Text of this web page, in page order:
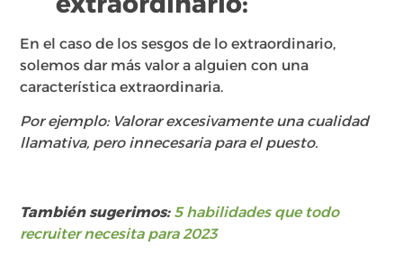
En el caso de los sesgos de lo extraordinario,
solemos dar más valor a alguien con una
característica extraordinaria​.
Por ejemplo: Valorar excesivamente una cualidad
llamativa, pero innecesaria para el puesto.
También sugerimos: 5 habilidades que todo
recruiter necesita para 2023